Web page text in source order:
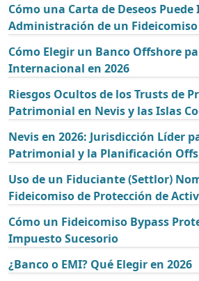
Cómo una Carta de Deseos
Administración de un Fideicomiso
Cómo Elegir un Banco Offshore
Internacional en 2026
Riesgos Ocultos de los Trusts de
Patrimonial en Nevis y las Islas
Nevis en 2026: Jurisdicción Líder
Patrimonial y la Planificación
Uso de un Fiduciante (Settlor)
Fideicomiso de Protección de
Cómo un Fideicomiso Bypass
Impuesto Sucesorio
¿Banco o EMI? Qué Elegir en 2026